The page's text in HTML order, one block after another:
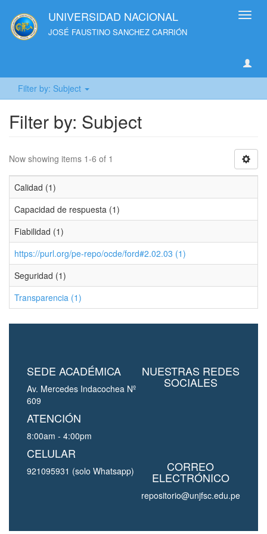
UNIVERSIDAD NACIONAL
JOSÉ FAUSTINO SANCHEZ CARRIÓN
Filter by: Subject
Filter by: Subject
Now showing items 1-6 of 1
Calidad (1)
Capacidad de respuesta (1)
Fiabilidad (1)
https://purl.org/pe-repo/ocde/ford#2.02.03 (1)
Seguridad (1)
Transparencia (1)
SEDE ACADÉMICA
Av. Mercedes Indacochea Nº
609
ATENCIÓN
8:00am - 4:00pm
CELULAR
921095931 (solo Whatsapp)
NUESTRAS REDES
SOCIALES
CORREO
ELECTRÓNICO
repositorio@unjfsc.edu.pe